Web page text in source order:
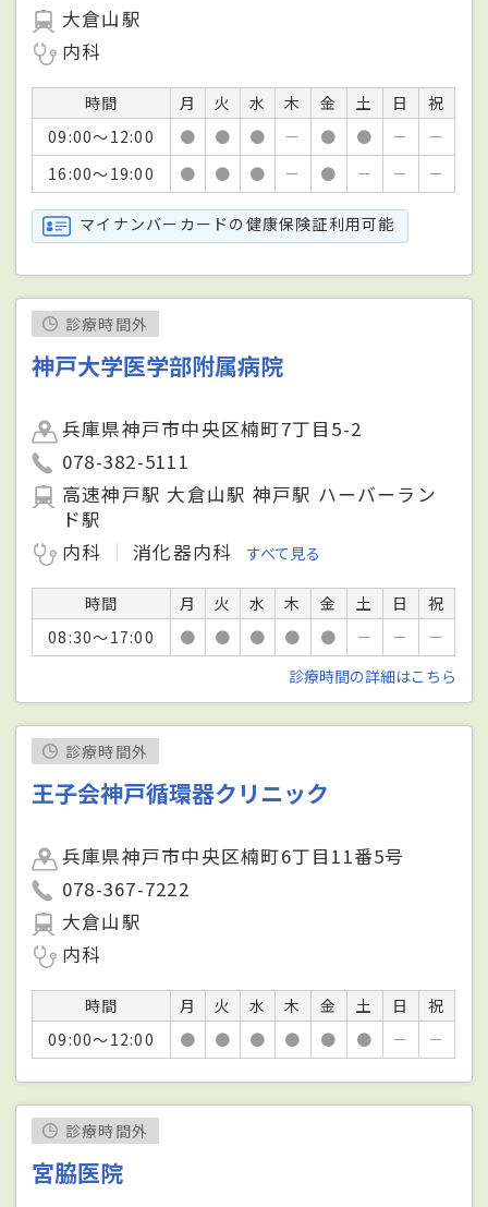
大倉山駅
内科
時間 月 火 水 木 金 土 日
祝
09:00～12:00
● ● ● － ● ● －
－
16:00～19:00
● ● ● － ● － － －
マイナンバーカードの健康保険証利用可能
診療時間外
神戸大学医学部附属病院
兵庫県神戸市中央区楠町7丁目5-2
078-382-5111
高速神戸駅 大倉山駅 神戸駅 ハーバーラン
ド駅
内科
消化器内科 すべて見る
時間 月 火 水 木 金 土 日
祝
08:30～17:00
● ● ● ● ● － －
－
診療時間の詳細はこちら
診療時間外
王子会神戸循環器クリニック
兵庫県神戸市中央区楠町6丁目11番5号
078-367-7222
大倉山駅
内科
時間 月 火 水 木 金 土 日
祝
09:00～12:00
● ● ● ● ● ● － －
診療時間外
宮脇医院